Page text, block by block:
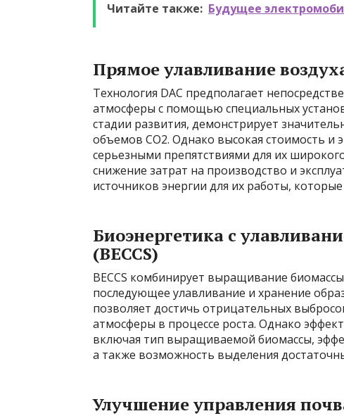
Читайте также: Будущее
Прямое улавливание
Технология DAC предполагает
атмосферы с помощью специальных
стадии развития, демонстрирует
объемов CO2. Однако высокая стоимость и
серьезными препятствиями для их
снижение затрат на производство и
источников энергии для их работы,
Биоэнергетика с
(BECCS)
BECCS комбинирует выращивание
последующее улавливание и хранение
позволяет достичь отрицательных
атмосферы в процессе роста. Однако
включая тип выращиваемой биомассы,
а также возможность выделения
Улучшение управления